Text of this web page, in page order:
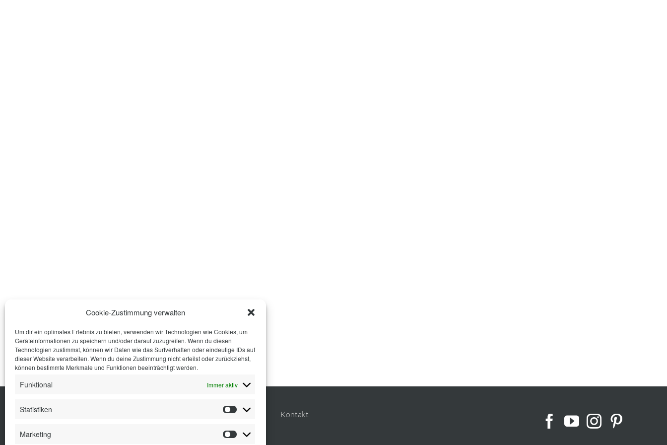
Cookie-Zustimmung verwalten
Um dir ein optimales Erlebnis zu bieten, verwenden wir Technologien wie Cookies, um
Geräteinformationen zu speichern und/oder darauf zuzugreifen. Wenn du diesen
Technologien zustimmst, können wir Daten wie das Surfverhalten oder eindeutige IDs auf
dieser Website verarbeiten. Wenn du deine Zustimmung nicht erteilst oder zurückziehst,
können bestimmte Merkmale und Funktionen beeinträchtigt werden.
Funktional Immer aktiv
Statistiken Statistiken
Marketing Marketing
Küche Planung Kontakt